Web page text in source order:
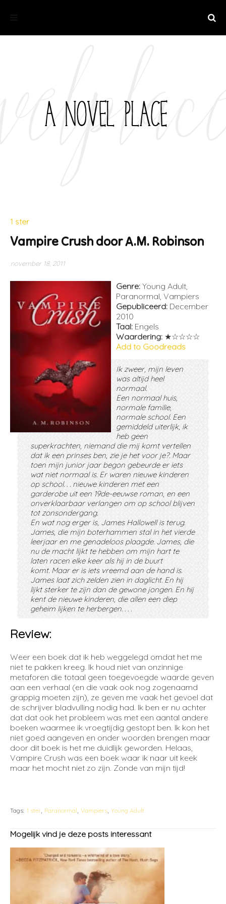
1 ster
Vampire Crush door A.M. Robinson
november 18, 2011
Genre:Young Adult,
Paranormal, Vampiers
Gepubliceerd:December
2010
Taal:Engels
Waardering:★☆☆☆☆
Add to Goodreads
Ik zweer, mijn leven
was altijd heel
normaal.
Een normaal huis,
normale familie,
normale school. Een
gemiddeld uiterlijk, ik
heb geen
superkrachten, niemand die mij komt vertellen
dat ik een prinses ben, zie je het voor je?. Maar
toen mijn junior jaar begon gebeurde er iets
wat niet normaal is. Er waren nieuwe kinderen
op school. . . nieuwe kinderen met een
garderobe uit een 19de-eeuwse roman, en een
onverklaarbaar verlangen om op school blijven
tot zonsondergang.
En wat nog erger is, James Hallowell is terug.
James, die mijn boterhammen stal in het vierde
leerjaar en me genadeloos plaagde. James, die
nu de macht lijkt te hebben om mijn hart te
laten racen elke keer als hij in de buurt
komt. Maar er is iets vreemd aan de hand is.
James laat zich zelden zien in daglicht. En hij
lijkt sterker te zijn dan de gewone jongen. En hij
kent de nieuwe kinderen, die allen een diep
geheim lijken te herbergen. . . .
Review:
Weer een boek dat ik heb weggelegd omdat het me
niet te pakken kreeg. Ik houd niet van onzinnige
metaforen die totaal geen toegevoegde waarde geven
aan een verhaal (en die vaak ook nog zogenaamd
grappig moeten zijn), ze geven me vaak het gevoel dat
de schrijver bladvulling nodig had. Ik ben er nu achter
dat dat ook het probleem was met een aantal andere
boeken waarmee ik vroegtijdig gestopt ben. Ik kon het
niet goed aangeven en onder woorden brengen maar
door dit boek is het me duidlijk geworden. Helaas,
Vampire Crush was een boek waar ik naar uit keek
maar het mocht niet zo zijn. Zonde van mijn tijd!
Tags: 1 ster Paranormal Vampiers Young Adult
Mogelijk vind je deze posts interessant